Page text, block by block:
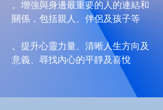
。增強與身邊最重要的人的連結和
關係，包括親人、伴侶及孩子等
。提升心靈力量、清晰人生方向及
意義、尋找內心的平靜及喜悅